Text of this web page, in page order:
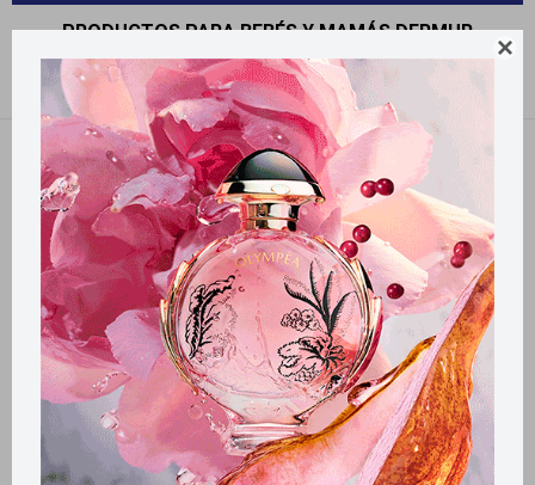

PRODUCTOS PARA BEBÉS Y MAMÁS DERMUR
Filtrando por: Dermur
LlegaMAÑANA